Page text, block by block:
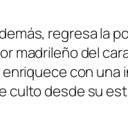
regresa la
madrileño del
con
culto desde su